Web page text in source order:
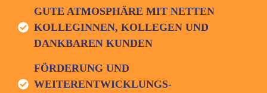
GUTE ATMOSPHÄRE MIT NETTEN
KOLLEGINNEN, KOLLEGEN UND
DANKBAREN KUNDEN
FÖRDERUNG UND
WEITERENTWICKLUNGS-